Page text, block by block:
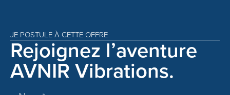
JE POSTULE À CETTE OFFRE
Rejoignez l’aventure
AVNIR Vibrations.